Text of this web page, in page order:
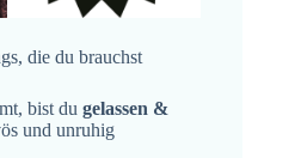
die du brauchst
bist du gelassen &
und unruhig